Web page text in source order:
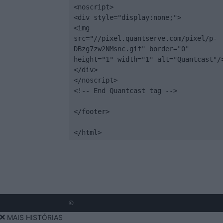
<noscript>
<div style="display:none;">
<img
src="//pixel.quantserve.com/pixel/p-
DBzg7zw2NMsnc.gif" border="0"
height="1" width="1" alt="Quantcast"/
</div>
</noscript>
<!-- End Quantcast tag -->
</footer>
</html>
©
MAIS HISTÓRIAS